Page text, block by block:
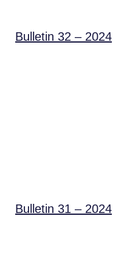
Bulletin 32 – 2024
Bulletin 31 – 2024